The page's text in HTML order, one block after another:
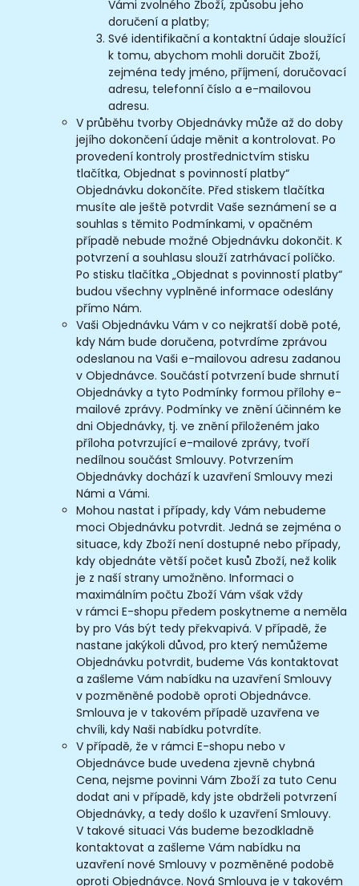
Vámi zvolného Zboží, způsobu jeho
doručení a platby;
Své identifikační a kontaktní údaje sloužící
k tomu, abychom mohli doručit Zboží,
zejména tedy jméno, příjmení, doručovací
adresu, telefonní číslo a e-mailovou
adresu.
V průběhu tvorby Objednávky může až do doby
jejího dokončení údaje měnit a kontrolovat. Po
provedení kontroly prostřednictvím stisku
tlačítka, Objednat s povinností platby“
Objednávku dokončíte. Před stiskem tlačítka
musíte ale ještě potvrdit Vaše seznámení se a
souhlas s těmito Podmínkami, v opačném
případě nebude možné Objednávku dokončit. K
potvrzení a souhlasu slouží zatrhávací políčko.
Po stisku tlačítka „Objednat s povinností platby“
budou všechny vyplněné informace odeslány
přímo Nám.
Vaši Objednávku Vám v co nejkratší době poté,
kdy Nám bude doručena, potvrdíme zprávou
odeslanou na Vaši e-mailovou adresu zadanou
v Objednávce. Součástí potvrzení bude shrnutí
Objednávky a tyto Podmínky formou přílohy e-
mailové zprávy. Podmínky ve znění účinném ke
dni Objednávky, tj. ve znění přiloženém jako
příloha potvrzující e-mailové zprávy, tvoří
nedílnou součást Smlouvy. Potvrzením
Objednávky dochází k uzavření Smlouvy mezi
Námi a Vámi.
Mohou nastat i případy, kdy Vám nebudeme
moci Objednávku potvrdit. Jedná se zejména o
situace, kdy Zboží není dostupné nebo případy,
kdy objednáte větší počet kusů Zboží, než kolik
je z naší strany umožněno. Informaci o
maximálním počtu Zboží Vám však vždy
v rámci E-shopu předem poskytneme a neměla
by pro Vás být tedy překvapivá. V případě, že
nastane jakýkoli důvod, pro který nemůžeme
Objednávku potvrdit, budeme Vás kontaktovat
a zašleme Vám nabídku na uzavření Smlouvy
v pozměněné podobě oproti Objednávce.
Smlouva je v takovém případě uzavřena ve
chvíli, kdy Naši nabídku potvrdíte.
V případě, že v rámci E-shopu nebo v
Objednávce bude uvedena zjevně chybná
Cena, nejsme povinni Vám Zboží za tuto Cenu
dodat ani v případě, kdy jste obdrželi potvrzení
Objednávky, a tedy došlo k uzavření Smlouvy.
V takové situaci Vás budeme bezodkladně
kontaktovat a zašleme Vám nabídku na
uzavření nové Smlouvy v pozměněné podobě
oproti Objednávce. Nová Smlouva je v takovém